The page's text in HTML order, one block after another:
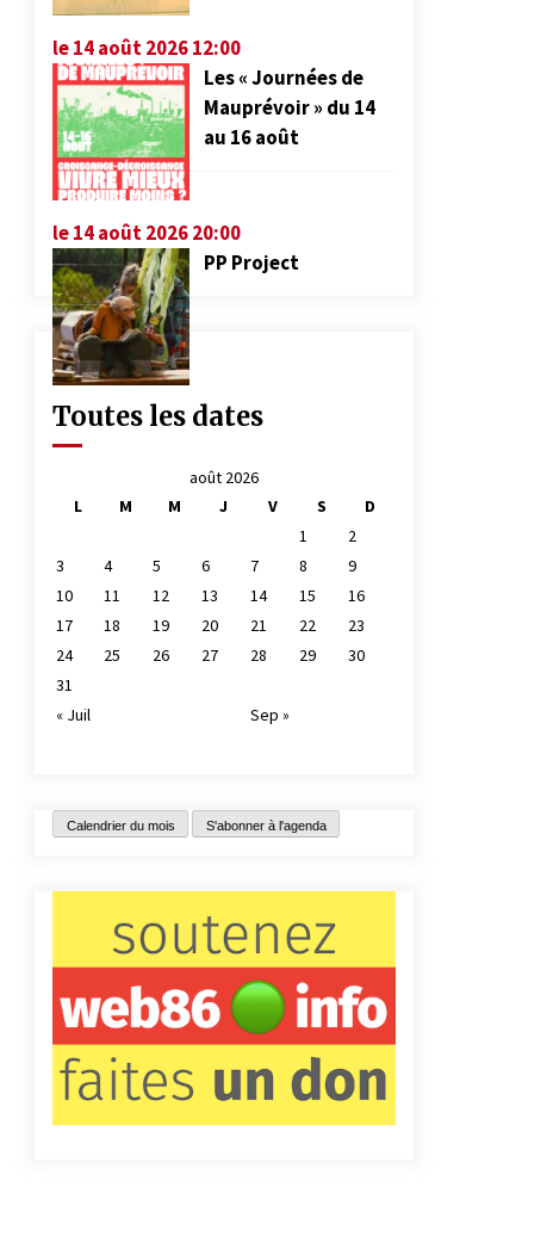
le 14 août 2026 12:00
Les « Journées de
Mauprévoir » du 14
au 16 août
le 14 août 2026 20:00
PP Project
Toutes les dates
août 2026
L
M M J V S
D
1
2
3
4 5 6 7 8
9
10
11 12 13 14 15
16
17
18 19 20 21 22
23
24
25 26 27 28 29
30
31
« Juil
Sep »
Calendrier du mois S'abonner à l'agenda